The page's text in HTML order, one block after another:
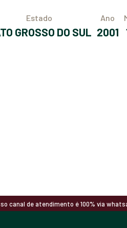
Estado
GROSSO DO SUL
Ano
2001
canal de atendimento é 100% via